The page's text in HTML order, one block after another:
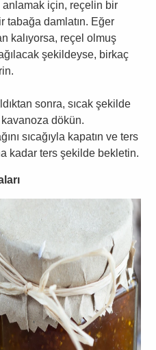
anlamak için, reçelin bir
tabağa damlatın. Eğer
kalıyorsa, reçel olmuş
şekildeyse, birkaç
sonra, sıcak şekilde
dökün.
sıcağıyla kapatın ve ters
kadar ters şekilde bekletin.